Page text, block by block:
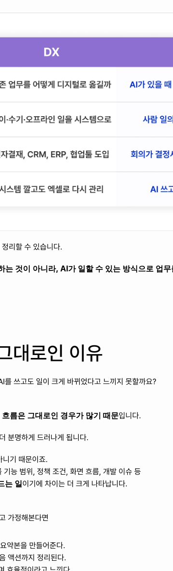
리할 수 있습니다.
는 것이 아니라, AI가 일할 수 있는 방식으로 업
대로인 이유
쓰고도 일이 크게 바뀌었다고 느끼지 못할까요?
흐름은 그대로인 경우가 많기 때문입니다.
분명하게 드러나게 됩니다.
니기 때문이죠.
능 범위, 정책 조건, 화면 흐름, 개발 이슈 등
는 일이기에 차이는 더 크게 나타납니다.
가정해본다면
약본을 만들어준다.
액션까지 정리된다.